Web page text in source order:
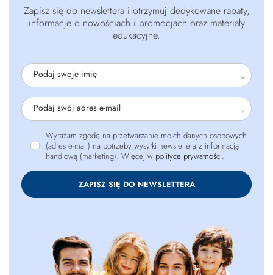
Zapisz się do newslettera i otrzymuj dedykowane rabaty,
informacje o nowościach i promocjach oraz materiały
edukacyjne.
Podaj swoje imię
Podaj swój adres e-mail
Wyrażam zgodę na przetwarzanie moich danych osobowych
(adres e-mail) na potrzeby wysyłki newslettera z informacją
handlową (marketing). Więcej w polityce prywatności.
ZAPISZ SIĘ DO NEWSLETTERA